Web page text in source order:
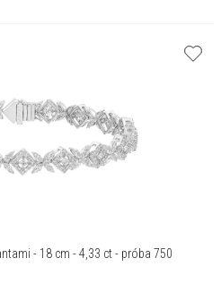
- 18 cm - 4,33 ct - próba 750